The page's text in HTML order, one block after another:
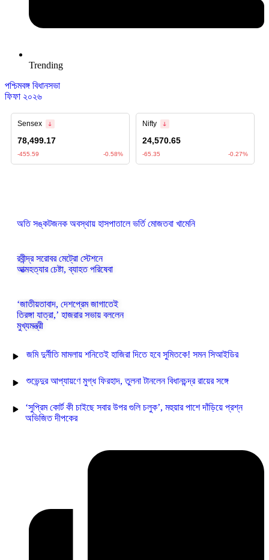
Trending
পশ্চিমবঙ্গ বিধানসভা
ফিফা ২০২৬
অতি সঙ্কটজনক অবস্থায় হাসপাতালে ভর্তি মোজতবা খামেনি
রবীন্দ্র সরোবর মেট্রো স্টেশনে
আত্মহত্যার চেষ্টা, ব্যাহত পরিষেবা
‘জাতীয়তাবাদ, দেশপ্রেম জাগাতেই
তিরঙ্গা যাত্রা,’ হাজরার সভায় বললেন
মুখ্যমন্ত্রী
জমি দুর্নীতি মামলায় শনিতেই হাজিরা দিতে হবে সুমিতকে! সমন সিআইডির
শুভেন্দুর আপ্যায়ণে মুগ্ধ ফিরহাদ, তুলনা টানলেন বিধানচন্দ্র রায়ের সঙ্গে
‘সুপ্রিম কোর্ট কী চাইছে সবার উপর গুলি চলুক’, মহুয়ার পাশে দাঁড়িয়ে প্রশ্ন
অভিজিত দীপকের